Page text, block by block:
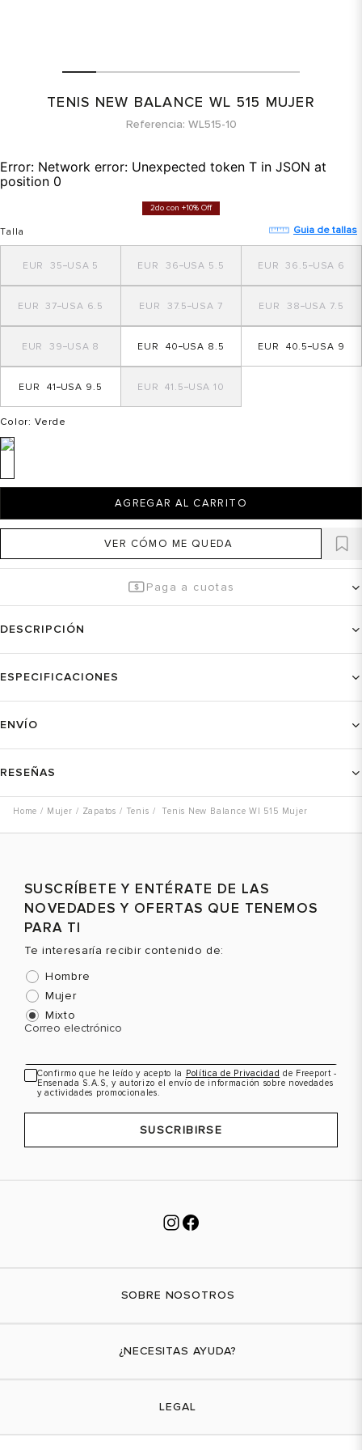
TENIS NEW BALANCE WL 515 MUJER
Referencia WL515-10
Error: Network error: Unexpected token T in JSON at
position 0
2do con +10% Off
Talla Guia de tallas
5
35 5.5
36 6
36.5
6.5
37 7
37.5 7.5
38
8
39 8.5
40 9
40.5
9.5
41 10
41.5
Color: Verde
AGREGAR AL CARRITO
VER CÓMO ME QUEDA
Paga a cuotas
DESCRIPCIÓN
ESPECIFICACIONES
ENVÍO
RESEÑAS
Mujer Zapatos Tenis Tenis New Balance Wl 515 Mujer
SUSCRÍBETE Y ENTÉRATE DE LAS
NOVEDADES Y OFERTAS QUE TENEMOS
PARA TI
Te interesaría recibir contenido de:
Hombre
Mujer
Mixto
Correo electrónico
Confirmo que he leído y acepto la Política de Privacidad de Freeport -
Ensenada S.A.S, y autorizo el envío de información sobre novedades
y actividades promocionales.
SUSCRIBIRSE
SOBRE NOSOTROS
¿NECESITAS AYUDA?
LEGAL